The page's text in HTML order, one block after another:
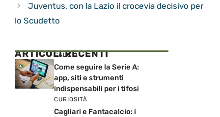
Juventus, con la Lazio il crocevia decisivo per
lo Scudetto
ARTICOLI RECENTI
CALCIO
Come seguire la Serie A:
app, siti e strumenti
indispensabili per i tifosi
CURIOSITÀ
Cagliari e Fantacalcio: i